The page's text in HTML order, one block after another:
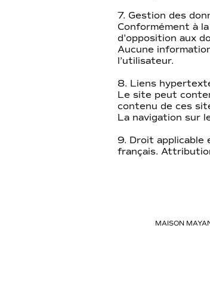
7. Gestion des
Conformément à
d’opposition aux
Aucune
l’utilisateur.
8. Liens
Le site peut
contenu de ces
La navigation sur
9. Droit
français.
MAISON